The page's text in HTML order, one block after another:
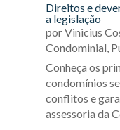
Direitos e
a legislação
porVinicius
Condominial,
Conheça os
condomínios
conflitos e
assessoria da